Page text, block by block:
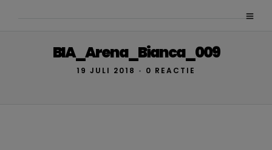
BIA_Arena_Bianca_009
19 JULI 2018 • 0 REACTIE